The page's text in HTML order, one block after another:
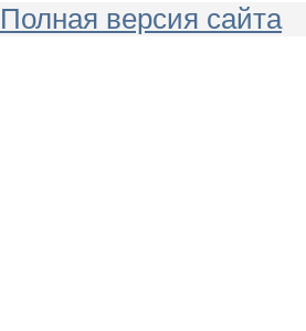
Полная версия сайта